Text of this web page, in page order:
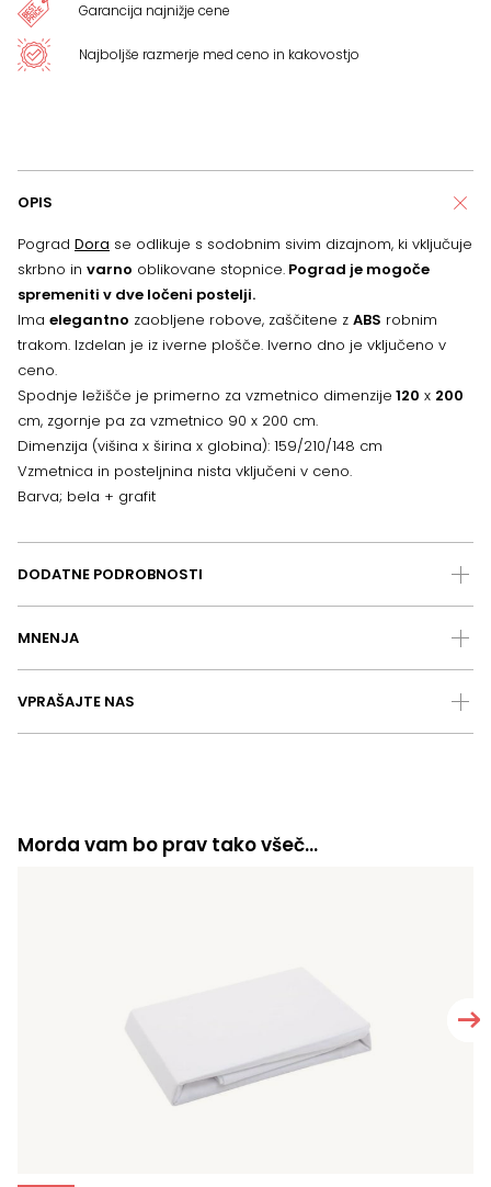
Garancija najnižje cene
Najboljše razmerje med ceno in kakovostjo
OPIS
Pograd Dora se odlikuje s sodobnim sivim dizajnom, ki vključuje
skrbno in varno oblikovane stopnice. Pograd je mogoče
spremeniti v dve ločeni postelji.
Ima elegantno zaobljene robove, zaščitene z ABS robnim
trakom. Izdelan je iz iverne plošče. Iverno dno je vključeno v
ceno.
Spodnje ležišče je primerno za vzmetnico dimenzije 120 x 200
cm, zgornje pa za vzmetnico 90 x 200 cm.
Dimenzija (višina x širina x globina): 159/210/148 cm
Vzmetnica in posteljnina nista vključeni v ceno.
Barva; bela + grafit
DODATNE PODROBNOSTI
MNENJA
VPRAŠAJTE NAS
Morda vam bo prav tako všeč…